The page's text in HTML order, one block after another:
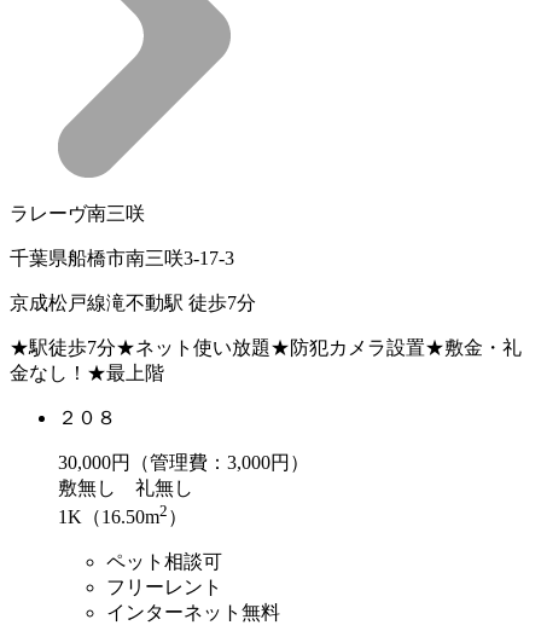
ラレーヴ南三咲
千葉県船橋市南三咲3-17-3
京成松戸線滝不動駅 徒歩7分
★駅徒歩7分★ネット使い放題★防犯カメラ設置★敷金・礼
金なし！★最上階
２０８
30,000円（管理費：3,000円）
敷無し 礼無し
1K（16.50m2 ）
ペット相談可
フリーレント
インターネット無料